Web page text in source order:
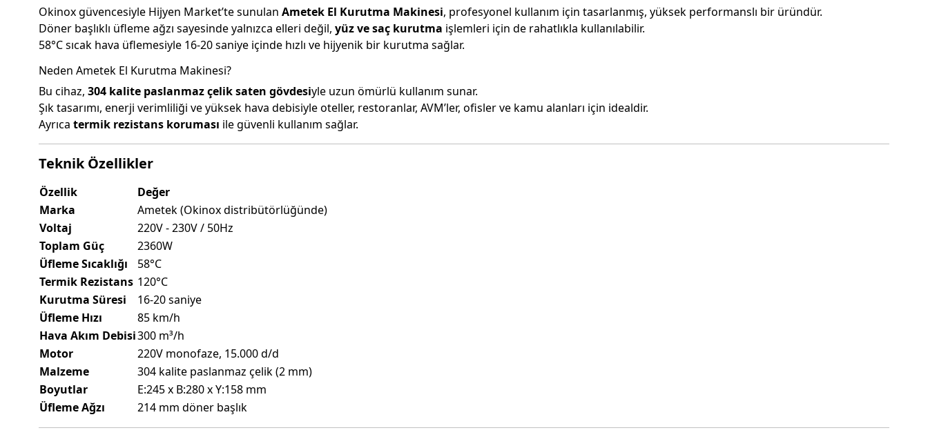
Okinox güvencesiyle Hijyen Market’te sunulan Ametek El Kurutma Makinesi, profesyonel kullanım için tasarlanmış, yüksek performanslı bir üründür.
Döner başlıklı üfleme ağzı sayesinde yalnızca elleri değil, yüz ve saç kurutma işlemleri için de rahatlıkla kullanılabilir.
58°C sıcak hava üflemesiyle 16-20 saniye içinde hızlı ve hijyenik bir kurutma sağlar.
Neden Ametek El Kurutma Makinesi?
Bu cihaz, 304 kalite paslanmaz çelik saten gövdesiyle uzun ömürlü kullanım sunar.
Şık tasarımı, enerji verimliliği ve yüksek hava debisiyle oteller, restoranlar, AVM’ler, ofisler ve kamu alanları için idealdir.
Ayrıca termik rezistans koruması ile güvenli kullanım sağlar.
Teknik Özellikler
Özellik
Değer
Marka
Ametek (Okinox distribütörlüğünde)
Voltaj
220V - 230V / 50Hz
Toplam Güç
2360W
Üfleme Sıcaklığı
58°C
Termik Rezistans 120°C
Kurutma Süresi
16-20 saniye
Üfleme Hızı
85 km/h
Hava Akım Debisi300 m³/h
Motor
220V monofaze, 15.000 d/d
Malzeme
304 kalite paslanmaz çelik (2 mm)
Boyutlar
E:245 x B:280 x Y:158 mm
Üfleme Ağzı
214 mm döner başlık